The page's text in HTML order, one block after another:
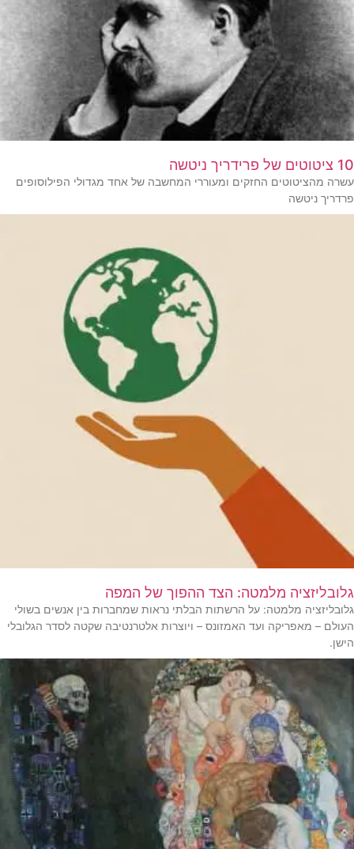
10 ציטוטים של פרידריך ניטשה
עשרה מהציטוטים החזקים ומעוררי המחשבה של אחד מגדולי הפילוסופים
פרדריך ניטשה
גלובליזציה מלמטה: הצד ההפוך של המפה
גלובליזציה מלמטה: על הרשתות הבלתי נראות שמחברות בין אנשים בשולי
העולם – מאפריקה ועד האמזונס – ויוצרות אלטרנטיבה שקטה לסדר הגלובלי
הישן.